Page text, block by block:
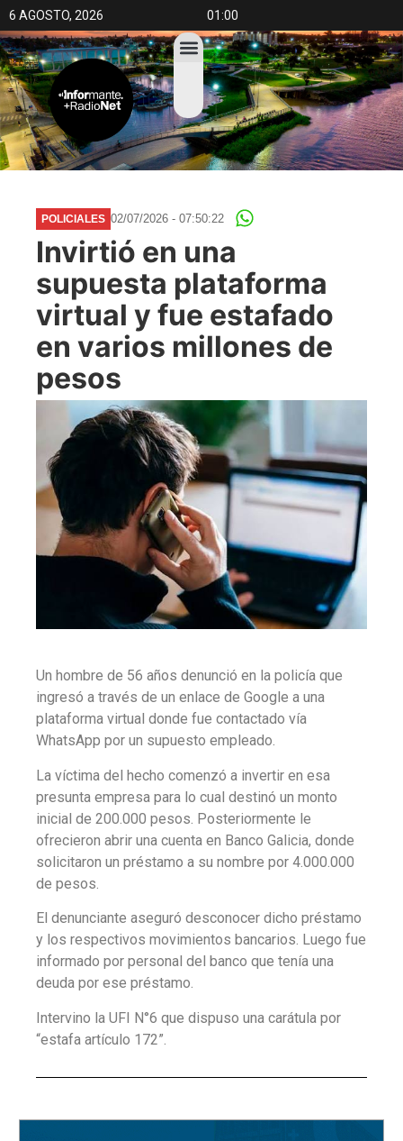
6 AGOSTO, 2026 01:00
POLICIALES 02/07/2026 - 07:50:22
Invirtió en una
supuesta plataforma
virtual y fue estafado
en varios millones de
pesos
Un hombre de 56 años denunció en la policía que
ingresó a través de un enlace de Google a una
plataforma virtual donde fue contactado vía
WhatsApp por un supuesto empleado.
La víctima del hecho comenzó a invertir en esa
presunta empresa para lo cual destinó un monto
inicial de 200.000 pesos. Posteriormente le
ofrecieron abrir una cuenta en Banco Galicia, donde
solicitaron un préstamo a su nombre por 4.000.000
de pesos.
El denunciante aseguró desconocer dicho préstamo
y los respectivos movimientos bancarios. Luego fue
informado por personal del banco que tenía una
deuda por ese préstamo.
Intervino la UFI N°6 que dispuso una carátula por
“estafa artículo 172”.